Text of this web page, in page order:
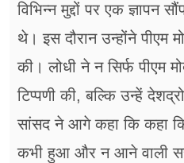
विभिन्न मुद्दों पर एक ज्ञापन
थे। इस दौरान उन्होंने पीएम
की। लोधी ने न सिर्फ पीएम
टिप्पणी की, बल्कि उन्हें
सांसद ने आगे कहा कि कहा
कभी हुआ और न आने वाली